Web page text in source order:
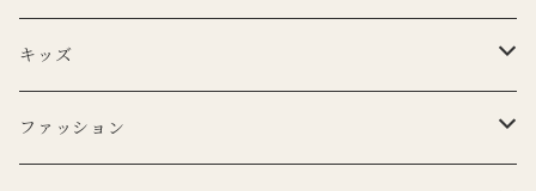
BERTOZZI
Lino e Lina
BERTOZZI
CARRON
3RD CERAMICS
ボウル
CARRON
マグカップ
ポータブルランプ
マイクロシリーズ
LEDキャンドル
キッズ
ぬいぐるみ
ファッション